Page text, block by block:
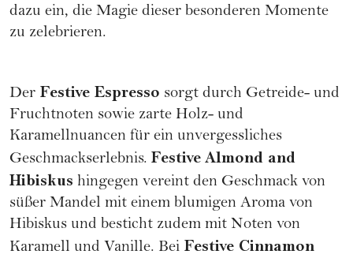
dazu ein, die Magie dieser besonderen Momente
zu zelebrieren.
Der Festive Espresso sorgt durch Getreide- und
Fruchtnoten sowie zarte Holz- und
Karamellnuancen für ein unvergessliches
Geschmackserlebnis. Festive Almond and
Hibiskus hingegen vereint den Geschmack von
süßer Mandel mit einem blumigen Aroma von
Hibiskus und besticht zudem mit Noten von
Karamell und Vanille. Bei Festive Cinnamon